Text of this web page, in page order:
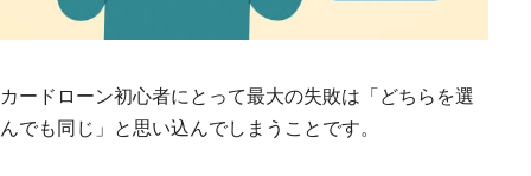
カードローン初心者にとって最大の失敗は「どちらを選
んでも同じ」と思い込んでしまうことです。